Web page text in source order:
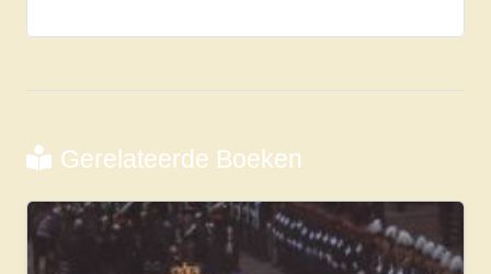
Gerelateerde Boeken